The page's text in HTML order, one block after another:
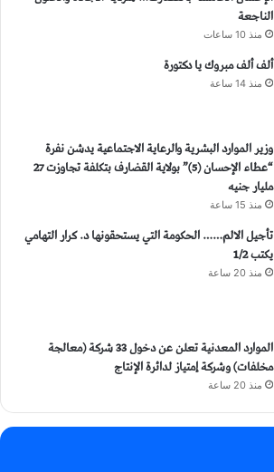
الناجعة
منذ 10 ساعات
ألف ألف مبروك يا دكتورة
منذ 14 ساعة
وزير الموارد البشرية والرعاية الاجتماعية يدشن نفرة
“عطاء الإحسان (5)” بولاية القضارف بتكلفة تجاوزت 27
مليار جنيه
منذ 15 ساعة
تأجيل الالم…… الحكومة التي يستحقونها د. كرار التهامي
يكتب 1/2
منذ 20 ساعة
الموارد المعدنية تعلن عن دخول 33 شركة (معالجة
مخلفات) وشركة إمتياز لدائرة الإنتاج
منذ 20 ساعة